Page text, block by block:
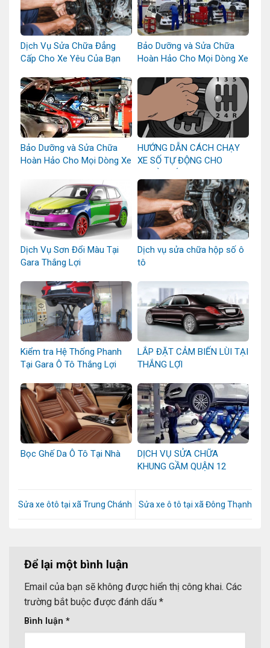
Dịch Vụ Sửa Chữa Đẳng
Cấp Cho Xe Yêu Của Bạn
Bảo Dưỡng và Sửa Chữa
Hoàn Hảo Cho Mọi Dòng Xe
Bảo Dưỡng và Sửa Chữa
Hoàn Hảo Cho Mọi Dòng Xe
HƯỚNG DẪN CÁCH CHẠY
XE SỐ TỰ ĐỘNG CHO
Dịch Vụ Sơn Đổi Màu Tại
Gara Thắng Lợi
Dịch vụ sửa chữa hộp số ô
tô
Kiểm tra Hệ Thống Phanh
Tại Gara Ô Tô Thắng Lợi
LẮP ĐẶT CẢM BIẾN LÙI TẠI
THẮNG LỢI
Bọc Ghế Da Ô Tô Tại Nhà
DỊCH VỤ SỬA CHỮA
KHUNG GẦM QUẬN 12
Sửa xe ôtô tại xã Trung Chánh Sửa xe ô tô tại xã Đông Thạnh
Để lại một bình luận
Email của bạn sẽ không được hiển thị công khai. Các
trường bắt buộc được đánh dấu *
Bình luận *